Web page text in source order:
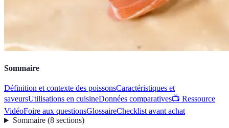
Sommaire
Définition et contexte des poissonsCaractéristiques et
saveursUtilisations en cuisineDonnées comparatives📺 Ressource
VidéoFoire aux questionsGlossaireChecklist avant achat
Sommaire(8 sections)